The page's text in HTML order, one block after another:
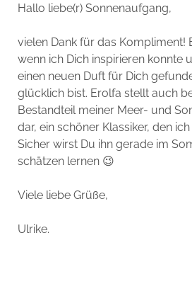
Hallo liebe(r) Sonnenaufgang,
vielen Dank für das Kompliment!
wenn ich Dich inspirieren konnte
einen neuen Duft für Dich
glücklich bist. Erolfa stellt auch
Bestandteil meiner Meer- und
dar, ein schöner Klassiker, den
Sicher wirst Du ihn gerade im
schätzen lernen 😉
Viele liebe Grüße,
Ulrike.